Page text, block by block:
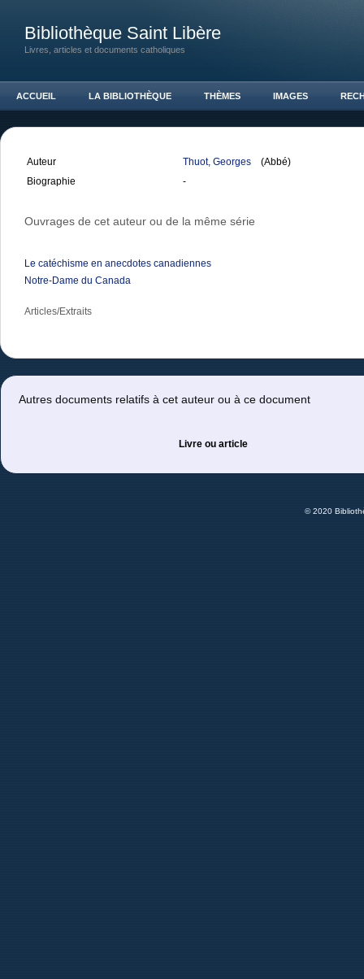
Bibliothèque Saint Libère
Livres, articles et documents catholiques
ACCUEIL LA BIBLIOTHÈQUE THÈMES IMAGES
Auteur Thuot, Georges
(Abbé)
Biographie
-
Ouvrages de cet auteur ou de la même série
Le catéchisme en anecdotes canadiennes
Notre-Dame du Canada
Articles/Extraits
Autres documents relatifs à cet auteur ou à ce document
Livre ou article
© 2020